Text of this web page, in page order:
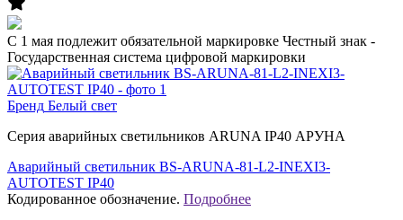
C 1 мая подлежит обязательной маркировке Честный знак -
Государственная система цифровой маркировки
Бренд Белый свет
Серия аварийных светильников ARUNA IP40 АРУНА
Аварийный светильник BS-ARUNA-81-L2-INEXI3-
AUTOTEST IP40
Кодированное обозначение. Подробнее